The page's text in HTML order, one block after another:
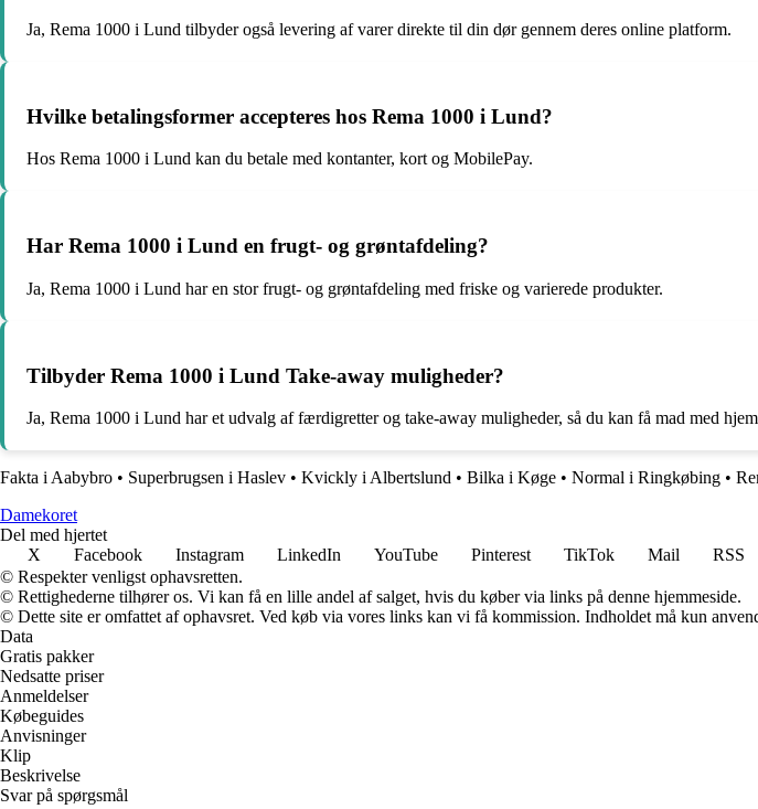
Ja, Rema 1000 i Lund tilbyder også levering af varer direkte til din dør gennem deres online platform.
Hvilke betalingsformer accepteres hos Rema 1000 i Lund?
Hos Rema 1000 i Lund kan du betale med kontanter, kort og MobilePay.
Har Rema 1000 i Lund en frugt- og grøntafdeling?
Ja, Rema 1000 i Lund har en stor frugt- og grøntafdeling med friske og varierede produkter.
Tilbyder Rema 1000 i Lund Take-away muligheder?
Ja, Rema 1000 i Lund har et udvalg af færdigretter og take-away muligheder, så du kan få mad med
Fakta i Aabybro • Superbrugsen i Haslev • Kvickly i Albertslund • Bilka i Køge • Normal i Ringkøbing •
Damekoret
Del med hjertet
X
Facebook Instagram LinkedIn YouTube Pinterest TikTok Mail
RSS
© Respekter venligst ophavsretten.
© Rettighederne tilhører os. Vi kan få en lille andel af salget, hvis du køber via links på denne hjemmeside.
© Dette site er omfattet af ophavsret. Ved køb via vores links kan vi få kommission. Indholdet må kun
Data
Gratis pakker
Nedsatte priser
Anmeldelser
Købeguides
Anvisninger
Klip
Beskrivelse
Svar på spørgsmål